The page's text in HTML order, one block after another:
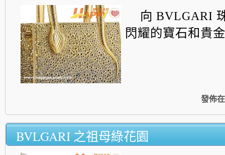
向 BVLGARI
閃耀的寶石和貴
發佈在
BVLGARI 之祖母綠花園